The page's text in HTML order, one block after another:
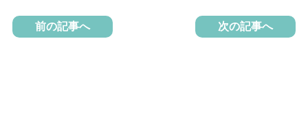
前の記事へ 次の記事へ